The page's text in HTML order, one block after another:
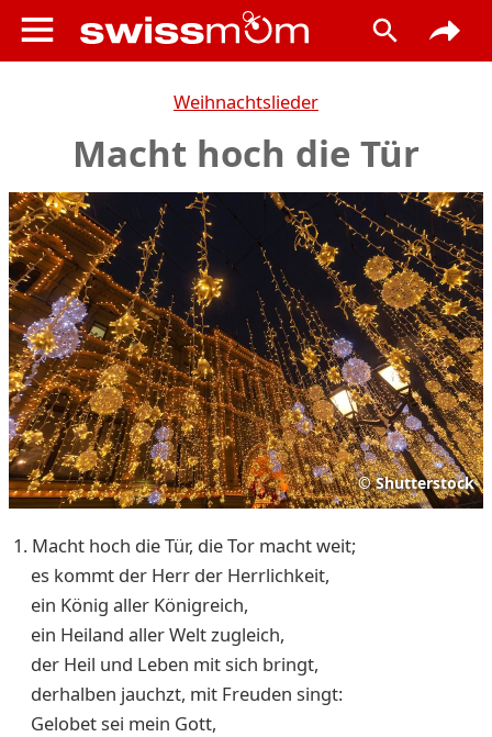
Weihnachtslieder
Macht hoch die Tür
© Shutterstock
1. Macht hoch die Tür, die Tor macht weit;
es kommt der Herr der Herrlichkeit,
ein König aller Königreich,
ein Heiland aller Welt zugleich,
der Heil und Leben mit sich bringt,
derhalben jauchzt, mit Freuden singt:
Gelobet sei mein Gott,